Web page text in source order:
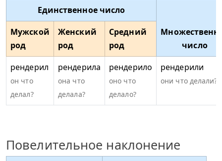
Единственное число
число
Мужской
род
Женский
род
Средний
род
рендерил
он что
делал?
рендерила
она что
делала?
рендерило
оно что
делало?
рендерили
они что делали?
Повелительное наклонение